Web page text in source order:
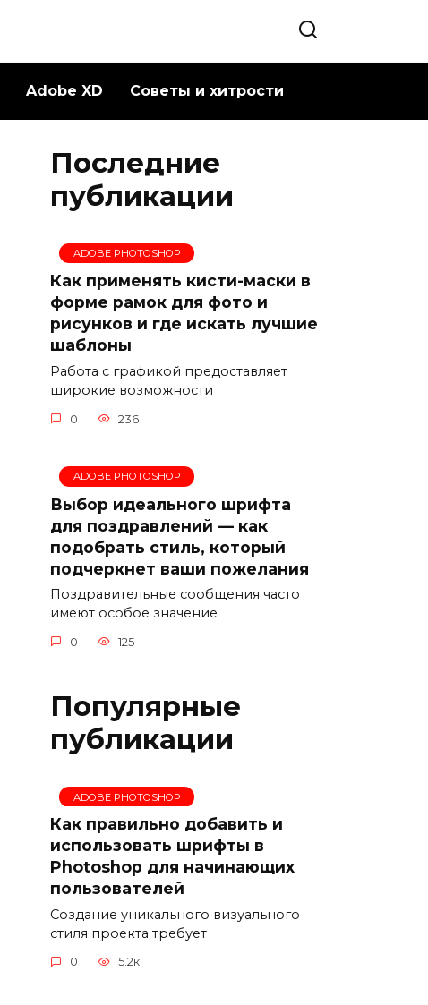
Adobe XD Советы и хитрости
Последние
публикации
ADOBE PHOTOSHOP
Как применять кисти-маски в
форме рамок для фото и
рисунков и где искать лучшие
шаблоны
Работа с графикой предоставляет
широкие возможности
0 236
ADOBE PHOTOSHOP
Выбор идеального шрифта
для поздравлений — как
подобрать стиль, который
подчеркнет ваши пожелания
Поздравительные сообщения часто
имеют особое значение
0 125
Популярные
публикации
ADOBE PHOTOSHOP
Как правильно добавить и
использовать шрифты в
Photoshop для начинающих
пользователей
Создание уникального визуального
стиля проекта требует
0 5.2к.